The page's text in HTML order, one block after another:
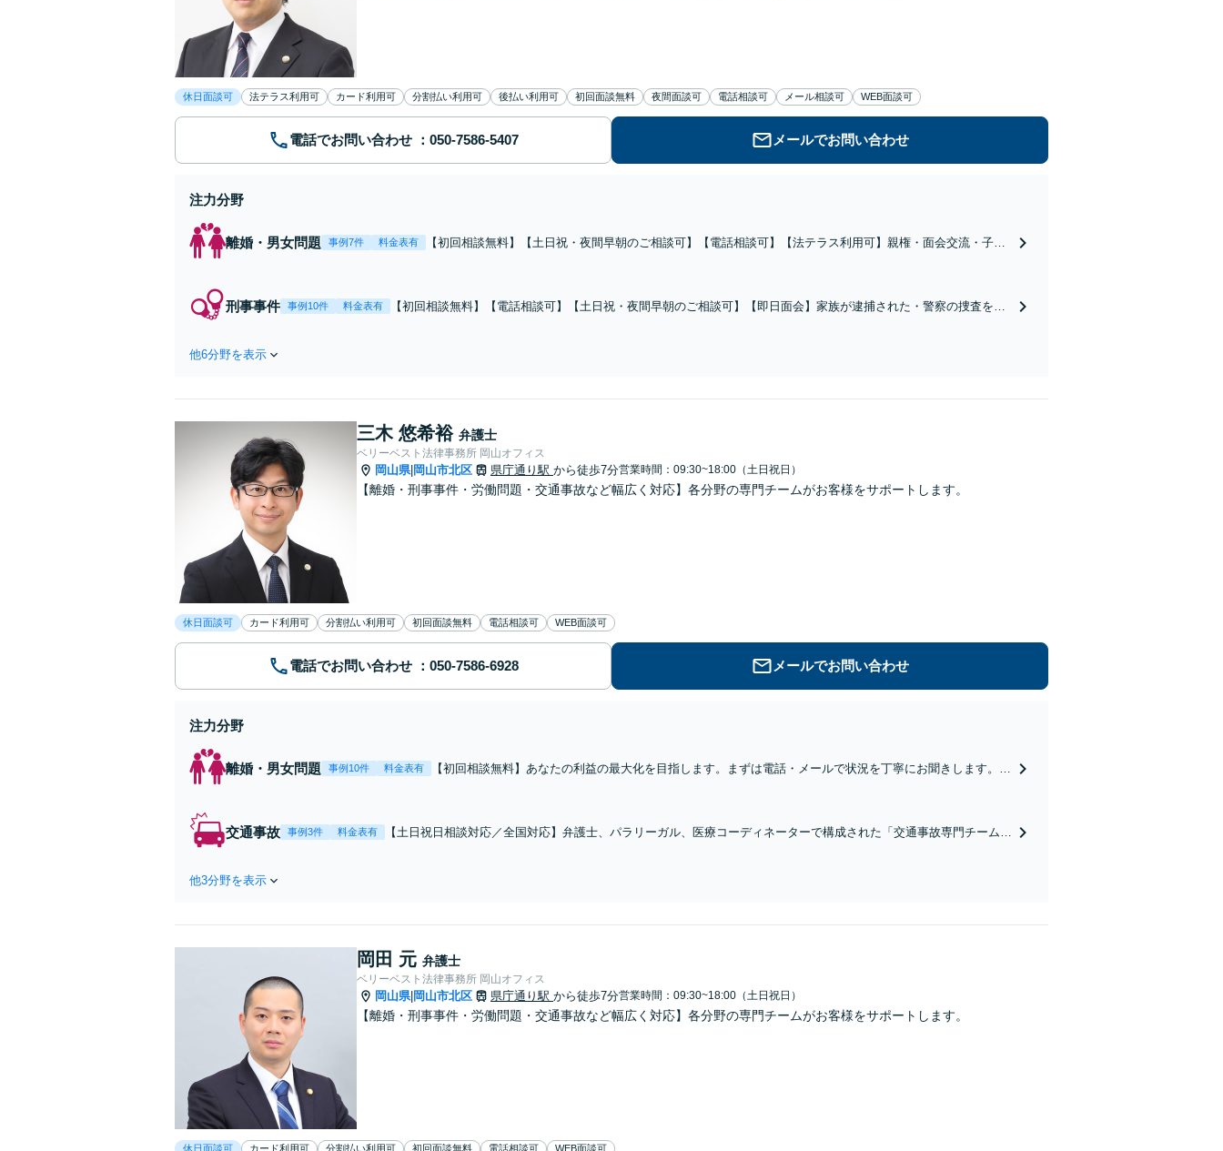
休日面談可 法テラス利用可 カード利用可 分割払い利用可 後払い利用可 初回面談無料 夜間面談可 電話相談可 メール相談可 WEB面談可
電話でお問い合わせ メールでお問い合わせ
注力分野
離婚・男女問題 事例7件 料金表有
【初回相談無料】【土日祝・夜間早朝のご相談可】【電話相談可】【法テラス利用可】親権・面会交流・子の
刑事事件 事例10件 料金表有
【初回相談無料】【電話相談可】【土日祝・夜間早朝のご相談可】【即日面会】家族が逮捕された・警察の捜査を受
他6分野を表示
三木 悠希裕 弁護士
ベリーベスト法律事務所 岡山オフィス
岡山県| 岡山市北区 県庁通り駅 から徒歩7分営業時間：09:30~18:00（土日祝日）
【離婚・刑事事件・労働問題・交通事故など幅広く対応】各分野の専門チームがお客様をサポートします。
休日面談可 カード利用可 分割払い利用可 初回面談無料 電話相談可 WEB面談可
電話でお問い合わせ メールでお問い合わせ
注力分野
離婚・男女問題 事例10件 料金表有
【初回相談無料】あなたの利益の最大化を目指します。まずは電話・メールで状況を丁寧にお聞きします。
交通事故 事例3件 料金表有
【土日祝日相談対応／全国対応】弁護士、パラリーガル、医療コーディネーターで構成された「交通事故専門チーム」
他3分野を表示
岡田 元 弁護士
ベリーベスト法律事務所 岡山オフィス
岡山県| 岡山市北区 県庁通り駅 から徒歩7分営業時間：09:30~18:00（土日祝日）
【離婚・刑事事件・労働問題・交通事故など幅広く対応】各分野の専門チームがお客様をサポートします。
休日面談可 カード利用可 分割払い利用可 初回面談無料 電話相談可 WEB面談可